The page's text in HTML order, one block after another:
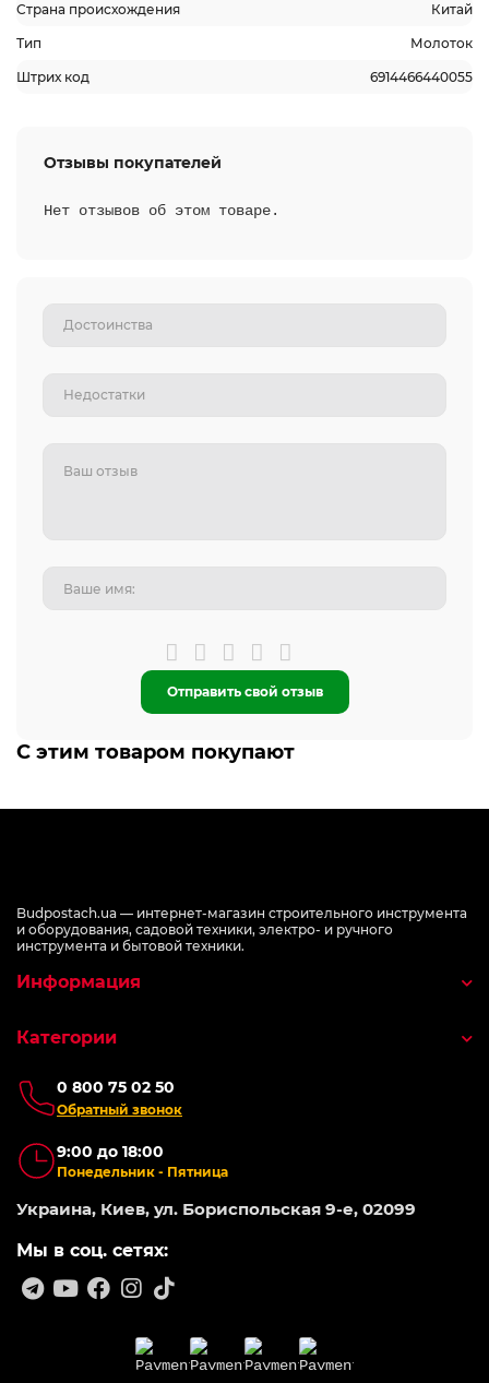
Страна происхождения Китай
Тип Молоток
Штрих код 6914466440055
Отзывы покупателей
Нет отзывов об этом товаре.
Отправить свой отзыв
С этим товаром покупают
Budpostach.ua — интернет-магазин строительного инструмента
и оборудования, садовой техники, электро- и ручного
инструмента и бытовой техники.
0 800 75 02 50
Обратный звонок
9:00 до 18:00
Понедельник - Пятница
Украина, Киев, ул. Бориспольская 9-е, 02099
Мы в соц. сетях:
Информация
Категории